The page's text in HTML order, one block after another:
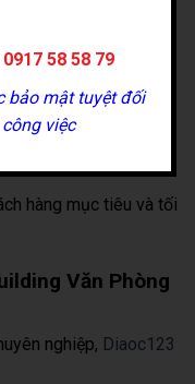
hàng mục tiêu và tối
Văn Phòng
nghiệp, Diaoc123
0917 58 58 79
bảo mật tuyệt đối
việc